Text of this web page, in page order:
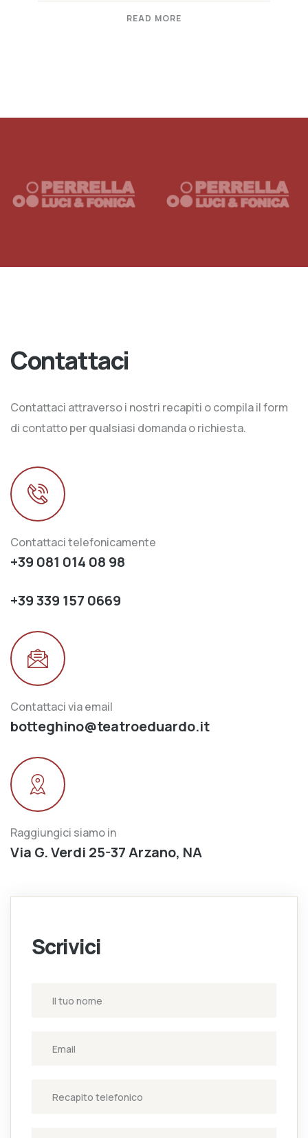
READ MORE
Contattaci
Contattaci attraverso i nostri recapiti o compila il form
di contatto per qualsiasi domanda o richiesta.
Contattaci telefonicamente
+39 081 014 08 98
+39 339 157 0669
Contattaci via email
botteghino@teatroeduardo.it
Raggiungici siamo in
Via G. Verdi 25-37 Arzano, NA
Scrivici